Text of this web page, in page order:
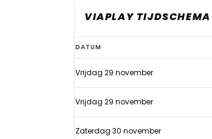
VIAPLAY TIJDSCHEMA
Zo
kijk
jij
de
GP
DATUM
Vrijdag 29 november
Vrijdag 29 november
Zaterdag 30 november